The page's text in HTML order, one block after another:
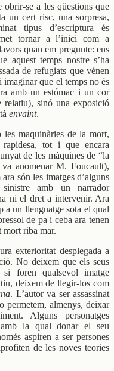
se a les qüestions que
un cert risc, una sorpresa,
tipus d’escriptura és
tornar a l’inici com a
quan em pregunte: ens
aquest temps nostre s’ha
de refugiats que vénen
imaginar que el temps no és
amb un estómac i un cor
relatiu), sinó una exposició
envaint.
les maquinàries de la mort,
rapidesa, tot i que encara
de les màquines de “la
anomenar M. Foucault),
són les imatges d’alguns
sinistre amb un narrador
ni el dret a intervenir. Ara
a un llenguatge sota el qual
de pa i ceba ara tenen
mort riba mar.
exterioritat desplegada a
No deixem que els seus
si foren qualsevol imatge
deixem de llegir-los com
. L’autor va ser assassinat
permetem, almenys, deixar
Alguns personatges
amb la qual donar el seu
aspiren a ser persones
de les noves teories